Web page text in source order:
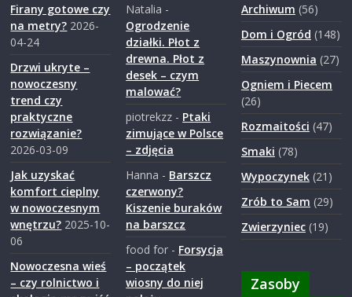
Firany gotowe czy
na metry? 2026-
04-24
Drzwi ukryte –
nowoczesny
trend czy
praktyczne
rozwiązanie?
2026-03-09
Jak uzyskać
komfort cieplny
w nowoczesnym
wnętrzu? 2025-10-
06
Nowoczesna wieś
– czy rolnictwo i
Natalia -
Ogrodzenie
działki. Płot z
drewna. Płot z
desek – czym
malować?
piotrekzz - Ptaki
zimujące w Polsce
– zdjęcia
Hanna - Barszcz
czerwony?
Kiszenie buraków
na barszcz
food for - Forsycja
– początek
wiosny do niej
Archiwum (56)
Dom i Ogród (148)
Maszynownia (27)
Ogniem i Piecem
(26)
Rozmaitości (47)
Smaki (78)
Wypoczynek(21)
Zrób to Sam (29)
Zwierzyniec(19)
Zasoby